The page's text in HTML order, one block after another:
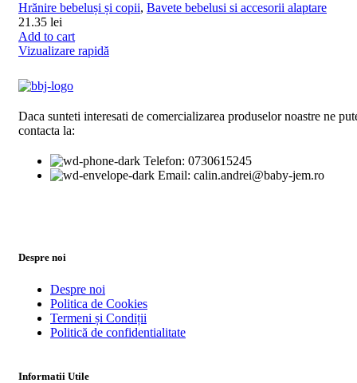
Hrănire bebeluși și copii, Bavete bebelusi si accesorii alaptare
21.35 lei
Add to cart
Vizualizare rapidă
Daca sunteti interesati de comercializarea produselor noastre ne
contacta la:
Telefon: 0730615245
Email: calin.andrei@baby-jem.ro
Despre noi
Despre noi
Politica de Cookies
Termeni și Condiții
Politică de confidentialitate
Informatii Utile